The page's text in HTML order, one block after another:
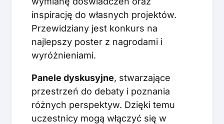
inspirację do własnych projektów.
Przewidziany jest konkurs na
najlepszy poster z nagrodami i
wyróżnieniami.
Panele dyskusyjne, stwarzające
przestrzeń do debaty i poznania
różnych perspektyw. Dzięki temu
uczestnicy mogą włączyć się w